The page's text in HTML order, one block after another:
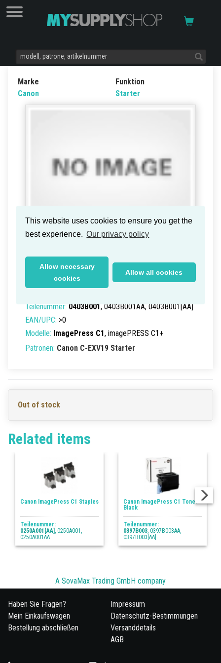
This website uses cookies to ensure you get the
best experience. Our privacy policy
Allow necessary
cookies
Allow all cookies
Marke
Canon
Funktion
Starter
Canon ImagePress C1 Starter
Magenta 500k (Old Box)
Lieferzeit innerhalb Deutschlands: 1-2 Werktage
Teilenummer: 0403B001, 0403B001AA, 0403B001[AA]
EAN/UPC: >0
Modelle: ImagePress C1, imagePRESS C1+
Patronen: Canon C-EXV19 Starter
Out of stock
Related items
Canon ImagePress C1 Staples
Teilenummer:
0250A001[AA] , 0250A001,
0250A001AA
Canon ImagePress C1 Toner
Black
Teilenummer:
0397B003, 0397B003AA,
0397B003[AA]
A SovaMax Trading GmbH company
Haben Sie Fragen?
Mein Einkaufswagen
Bestellung abschließen
Impressum
Datenschutz-Bestimmungen
Versanddetails
AGB